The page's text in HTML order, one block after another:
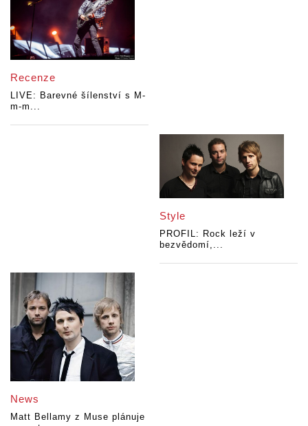
Recenze
LIVE: Barevné šílenství s M-
m-m...
Style
PROFIL: Rock leží v
bezvědomí,...
News
Matt Bellamy z Muse plánuje